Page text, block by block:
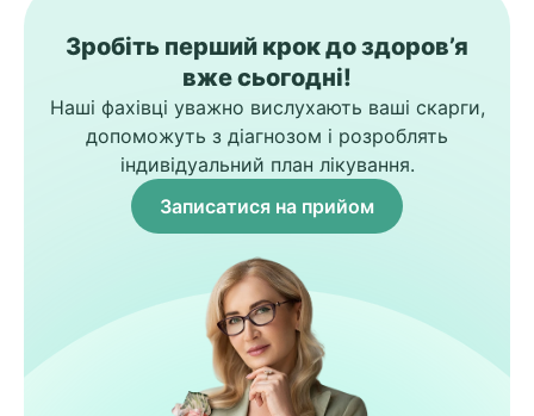
Зробіть перший крок до здоров’я
вже сьогодні!
Наші фахівці уважно вислухають ваші скарги,
допоможуть з діагнозом і розроблять
індивідуальний план лікування.
Записатися на прийом